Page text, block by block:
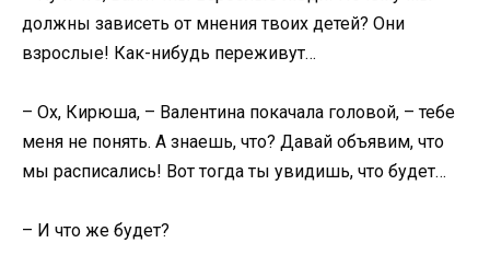
должны зависеть от мнения твоих детей? Они
взрослые! Как-нибудь переживут…
– Ох, Кирюша, – Валентина покачала головой, – тебе
меня не понять. А знаешь, что? Давай объявим, что
мы расписались! Вот тогда ты увидишь, что будет…
– И что же будет?